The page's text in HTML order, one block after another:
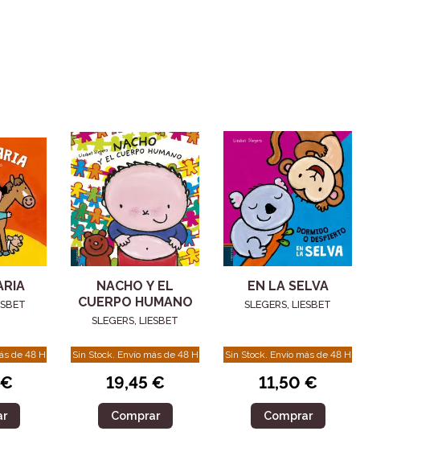
de 48 H
NACHO Y EL
CUERPO HUMANO
SLEGERS, LIESBET
Sin Stock. Envío más de 48 H
19,45 €
Comprar
EN LA SELVA
SLEGERS, LIESBET
Sin Stock. Envío más de 48 H
11,50 €
Comprar